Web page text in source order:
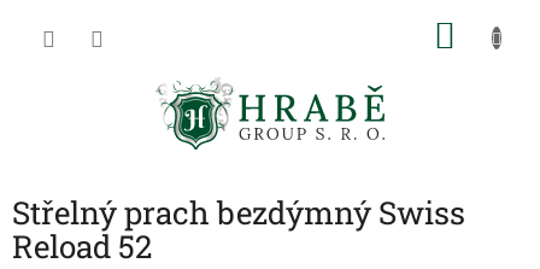
Střelný prach bezdýmný Swiss
Reload 52